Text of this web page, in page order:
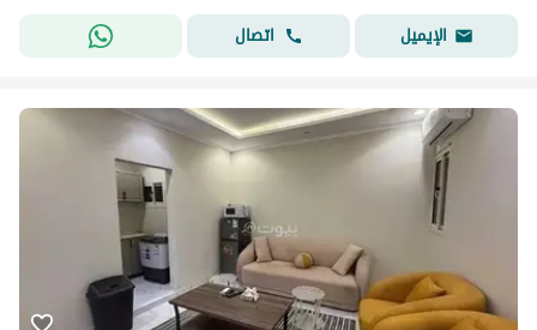
الإيميل
اتصال